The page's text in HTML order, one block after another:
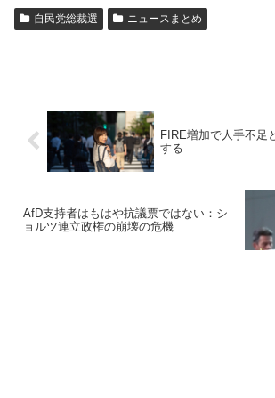
自民党総裁選 ニュースまとめ
FIRE増加で人手不足
する
AfD支持者はもはや抗議票ではない：シ
ョルツ連立政権の崩壊の危機